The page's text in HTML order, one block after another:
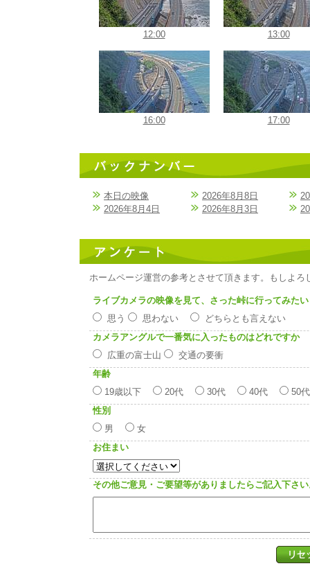
12:00 13:00
16:00 17:00
本日の映像 2026年8月8日
2026年8月4日
2026年8月3日
ホームページ運営の参考とさせて頂きます。もしよろ
ライブカメラの映像を見て、さった峠に行ってみた
思う
思わない
どちらとも言えない
カメラアングルで一番気に入ったものはどれですか
広重の富士山
交通の要衝
年齢
19歳以下
20代 30代 40代
50
性別
男
女
お住まい
その他ご意見・ご要望等がありましたらご記入下さ